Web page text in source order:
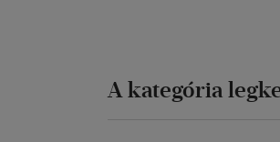
A kategória